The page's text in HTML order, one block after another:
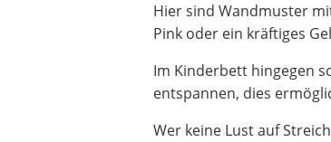
Hier sind Wandmuster
Pink oder ein kräftiges
Im Kinderbett hingegen
entspannen, dies
Wer keine Lust auf